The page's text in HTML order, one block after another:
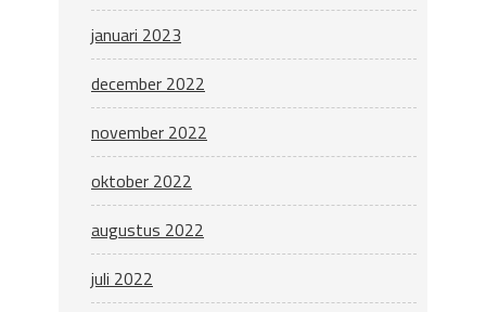
januari 2023
december 2022
november 2022
oktober 2022
augustus 2022
juli 2022